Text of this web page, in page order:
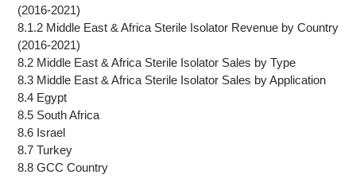
(2016-2021)
8.1.2 Middle East & Africa Sterile Isolator Revenue by Country
(2016-2021)
8.2 Middle East & Africa Sterile Isolator Sales by Type
8.3 Middle East & Africa Sterile Isolator Sales by Application
8.4 Egypt
8.5 South Africa
8.6 Israel
8.7 Turkey
8.8 GCC Country